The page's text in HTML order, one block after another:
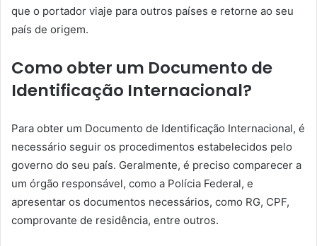
que o portador viaje para outros países e retorne ao seu
país de origem.
Como obter um Documento de
Identificação Internacional?
Para obter um Documento de Identificação Internacional, é
necessário seguir os procedimentos estabelecidos pelo
governo do seu país. Geralmente, é preciso comparecer a
um órgão responsável, como a Polícia Federal, e
apresentar os documentos necessários, como RG, CPF,
comprovante de residência, entre outros.